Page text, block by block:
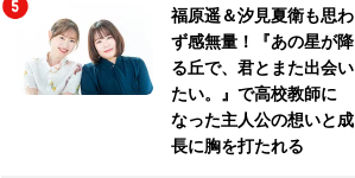
福原遥＆汐見夏衛も思わ
ず感無量！『あの星が降
る丘で、君とまた出会い
たい。』で高校教師に
なった主人公の想いと成
長に胸を打たれる